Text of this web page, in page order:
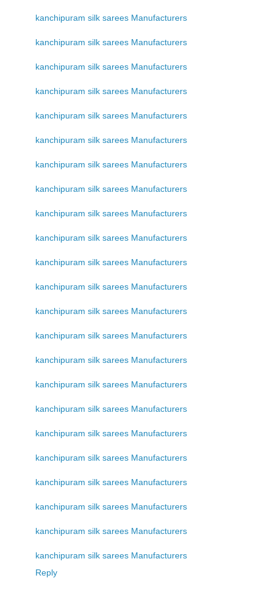
kanchipuram silk sarees Manufacturers
kanchipuram silk sarees Manufacturers
kanchipuram silk sarees Manufacturers
kanchipuram silk sarees Manufacturers
kanchipuram silk sarees Manufacturers
kanchipuram silk sarees Manufacturers
kanchipuram silk sarees Manufacturers
kanchipuram silk sarees Manufacturers
kanchipuram silk sarees Manufacturers
kanchipuram silk sarees Manufacturers
kanchipuram silk sarees Manufacturers
kanchipuram silk sarees Manufacturers
kanchipuram silk sarees Manufacturers
kanchipuram silk sarees Manufacturers
kanchipuram silk sarees Manufacturers
kanchipuram silk sarees Manufacturers
kanchipuram silk sarees Manufacturers
kanchipuram silk sarees Manufacturers
kanchipuram silk sarees Manufacturers
kanchipuram silk sarees Manufacturers
kanchipuram silk sarees Manufacturers
kanchipuram silk sarees Manufacturers
kanchipuram silk sarees Manufacturers
Reply